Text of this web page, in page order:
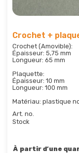
Crochet +
Crochet (Amovible):
Épaisseur: 5,75 mm
Longueur: 65 mm
Plaquette:
Épaisseur: 10 mm
Longueur: 100 mm
Matériau: plastique
Art. no.
Stock
À partir d’une